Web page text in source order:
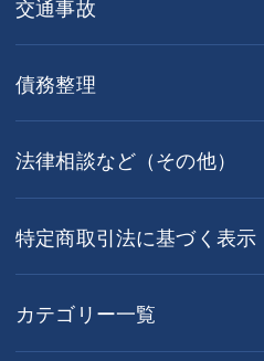
交通事故
債務整理
法律相談など（その他）
特定商取引法に基づく表示
カテゴリー一覧